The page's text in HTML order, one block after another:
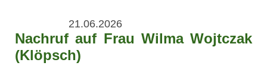
21.06.2026
Nachruf auf Frau Wilma Wojtczak
(Klöpsch)